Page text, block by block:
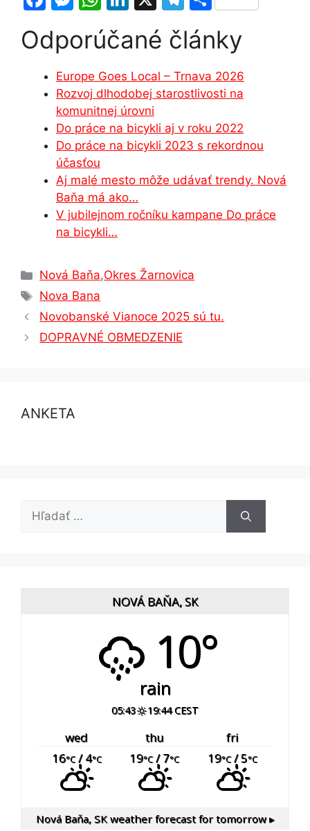
c
e
b
o
o
k
s
e
n
g
er
at
s
A
p
p
k
e
dI
n
e
a
ar
e
Odporúčané články
Europe Goes Local – Trnava 2026
Rozvoj dlhodobej starostlivosti na
komunitnej úrovni
Do práce na bicykli aj v roku 2022
Do práce na bicykli 2023 s rekordnou
účasťou
Aj malé mesto môže udávať trendy. Nová
Baňa má ako…
V jubilejnom ročníku kampane Do práce
na bicykli…
Kategórie
Nová Baňa,Okres Žarnovica
Značky
Nova Bana
Novobanské Vianoce 2025 sú tu.
DOPRAVNÉ OBMEDZENIE
ANKETA
Hľadať:
NOVÁ BAŇA, SK
10°
rain
05:43 19:44 CEST
wed thu
fri
16°C/ 4°C 19°C/ 7°C 19°C/ 5°C
Nová Baňa, SKweather forecast for tomorrow ▸